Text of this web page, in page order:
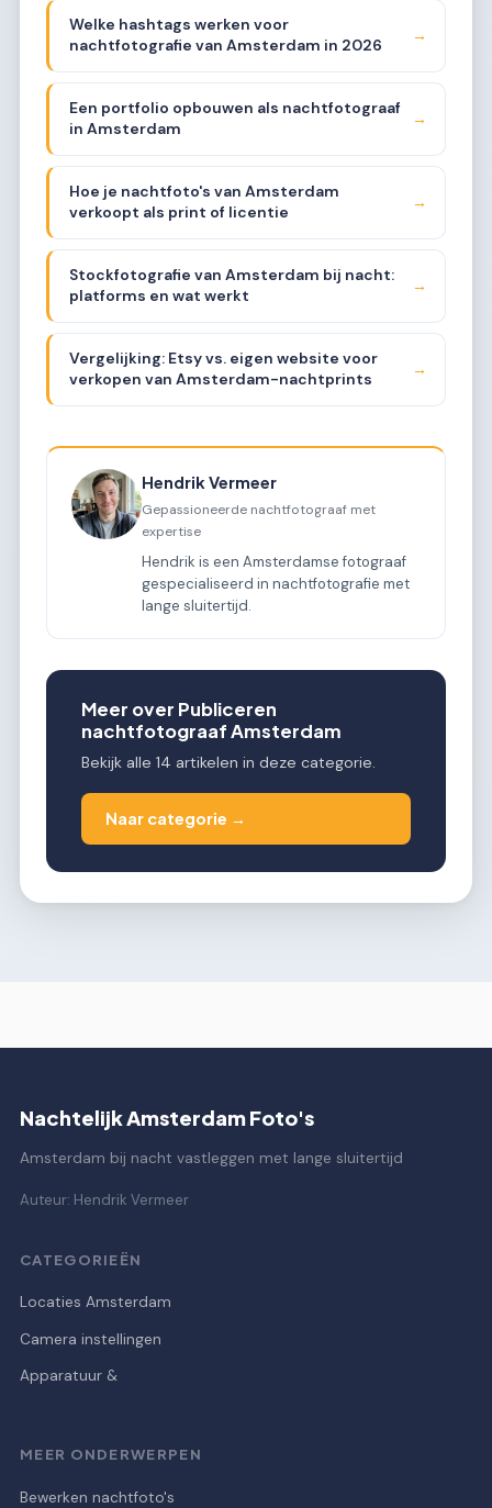
Welke hashtags werken voor
nachtfotografie van Amsterdam in 2026
→
Een portfolio opbouwen als nachtfotograaf
in Amsterdam
→
Hoe je nachtfoto's van Amsterdam
verkoopt als print of licentie
→
Stockfotografie van Amsterdam bij nacht:
platforms en wat werkt
→
Vergelijking: Etsy vs. eigen website voor
verkopen van Amsterdam-nachtprints
→
Hendrik Vermeer
Gepassioneerde nachtfotograaf met
expertise
Hendrik is een Amsterdamse fotograaf
gespecialiseerd in nachtfotografie met
lange sluitertijd.
Meer over Publiceren
nachtfotograaf Amsterdam
Bekijk alle 14 artikelen in deze categorie.
Naar categorie →
Nachtelijk Amsterdam Foto's
Amsterdam bij nacht vastleggen met lange sluitertijd
Auteur: Hendrik Vermeer
CATEGORIEËN
Locaties Amsterdam
Camera instellingen
Apparatuur &
MEER ONDERWERPEN
Bewerken nachtfoto's